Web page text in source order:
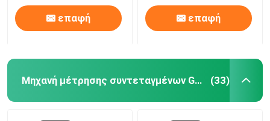
επαφή επαφή
Μηχανή μέτρησης συντεταγμένων Gantry (33)